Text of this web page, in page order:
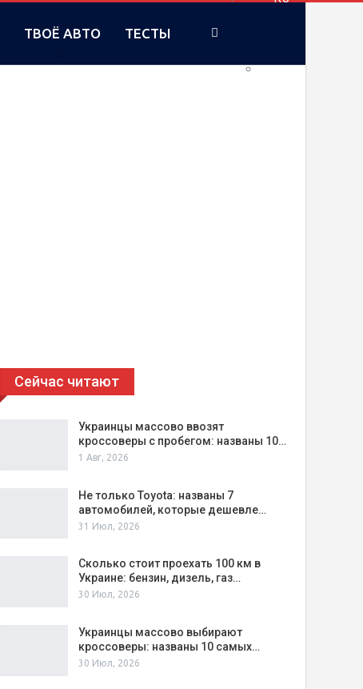
UA
ТВОЁ АВТО ТЕСТЫ
Сейчас читают
Украинцы массово ввозят
кроссоверы с пробегом: названы 10…
1 Авг, 2026
Не только Toyota: названы 7
автомобилей, которые дешевле…
31 Июл, 2026
Сколько стоит проехать 100 км в
Украине: бензин, дизель, газ…
30 Июл, 2026
Украинцы массово выбирают
кроссоверы: названы 10 самых…
30 Июл, 2026